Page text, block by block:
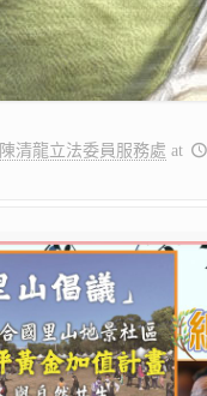
陳清龍立法委員服務處 at